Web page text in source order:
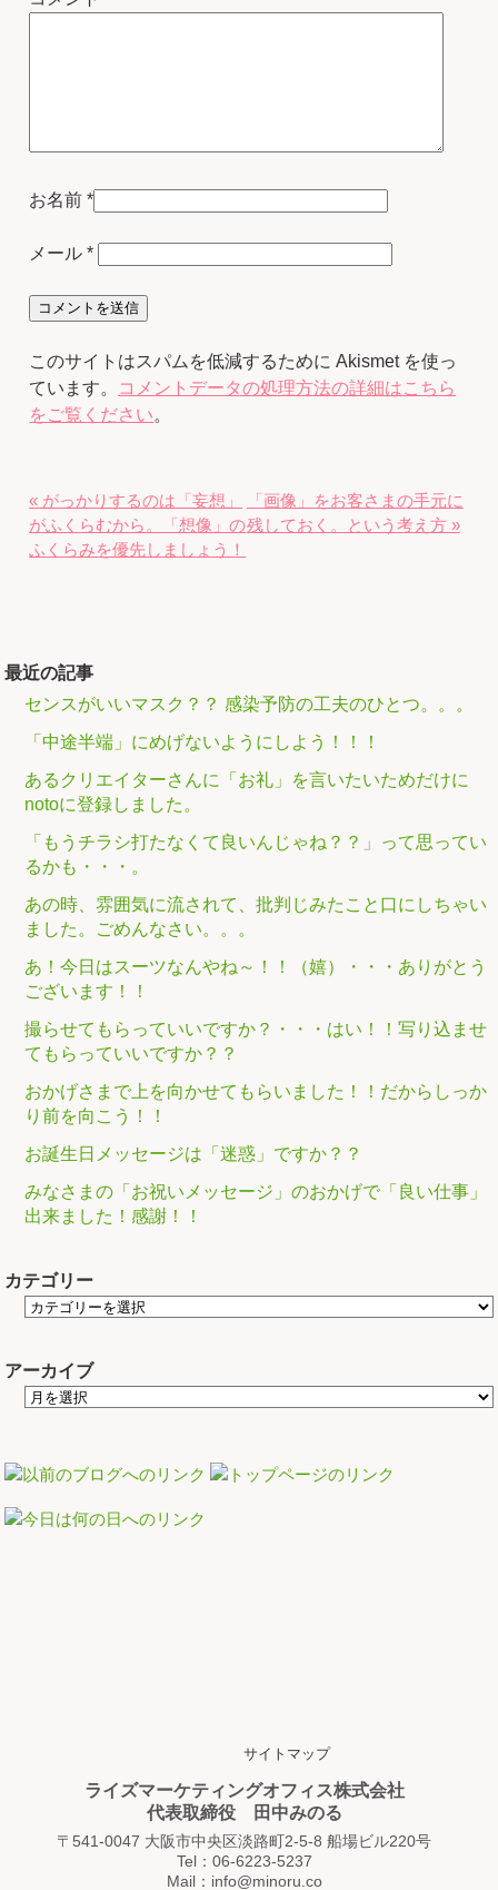
お名前 *
メール*
このサイトはスパムを低減するために Akismet を使っ
ています。
コメントデータの処理方法の詳細はこちら
をご覧ください。
« がっかりするのは「妄想」
がふくらむから。「想像」の
ふくらみを優先しましょう！
「画像」をお客さまの手元に
残しておく。という考え方 »
最近の記事
センスがいいマスク？？ 感染予防の工夫のひとつ。。。
「中途半端」にめげないようにしよう！！！
あるクリエイターさんに「お礼」を言いたいためだけに
notoに登録しました。
「もうチラシ打たなくて良いんじゃね？？」って思ってい
るかも・・・。
あの時、雰囲気に流されて、批判じみたこと口にしちゃい
ました。ごめんなさい。。。
あ！今日はスーツなんやね～！！（嬉）・・・ありがとう
ございます！！
撮らせてもらっていいですか？・・・はい！！写り込ませ
てもらっていいですか？？
おかげさまで上を向かせてもらいました！！だからしっか
り前を向こう！！
お誕生日メッセージは「迷惑」ですか？？
みなさまの「お祝いメッセージ」のおかげで「良い仕事」
出来ました！感謝！！
カテゴリー
アーカイブ
サイトマップ
ライズマーケティングオフィス株式会社
代表取締役 田中みのる
〒541-0047 大阪市中央区淡路町2-5-8 船場ビル220号
Tel：06-6223-5237
Mail：info@minoru.co